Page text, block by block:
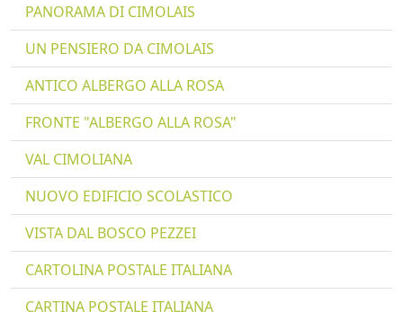
PANORAMA DI CIMOLAIS
UN PENSIERO DA CIMOLAIS
ANTICO ALBERGO ALLA ROSA
FRONTE "ALBERGO ALLA ROSA"
VAL CIMOLIANA
NUOVO EDIFICIO SCOLASTICO
VISTA DAL BOSCO PEZZEI
CARTOLINA POSTALE ITALIANA
CARTINA POSTALE ITALIANA